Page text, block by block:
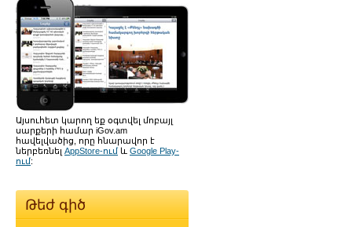
Այսուհետ կարող եք օգտվել մոբայլ
սարքերի համար iGov.am
հավելվածից, որը հնարավոր է
ներբեռնել AppStore-ում և Google Play-
ում:
Թեժ գիծ